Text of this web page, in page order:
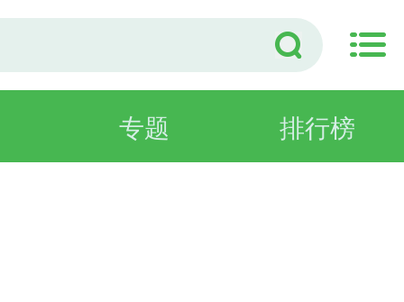
专题 排行榜